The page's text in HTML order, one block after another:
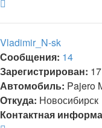
Vladimir_N-sk
Сообщения: 14
Зарегистрирован:
Автомобиль: Pajero
Откуда: Новосибирск
Контактная